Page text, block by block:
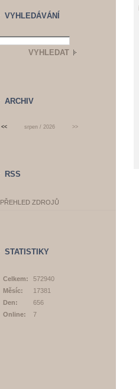
VYHLEDÁVÁNÍ
ARCHIV
<< srpen / 2026 >>
RSS
PŘEHLED ZDROJŮ
STATISTIKY
Online: 7
Celkem:
572940
Měsíc:
17381
Den:
656